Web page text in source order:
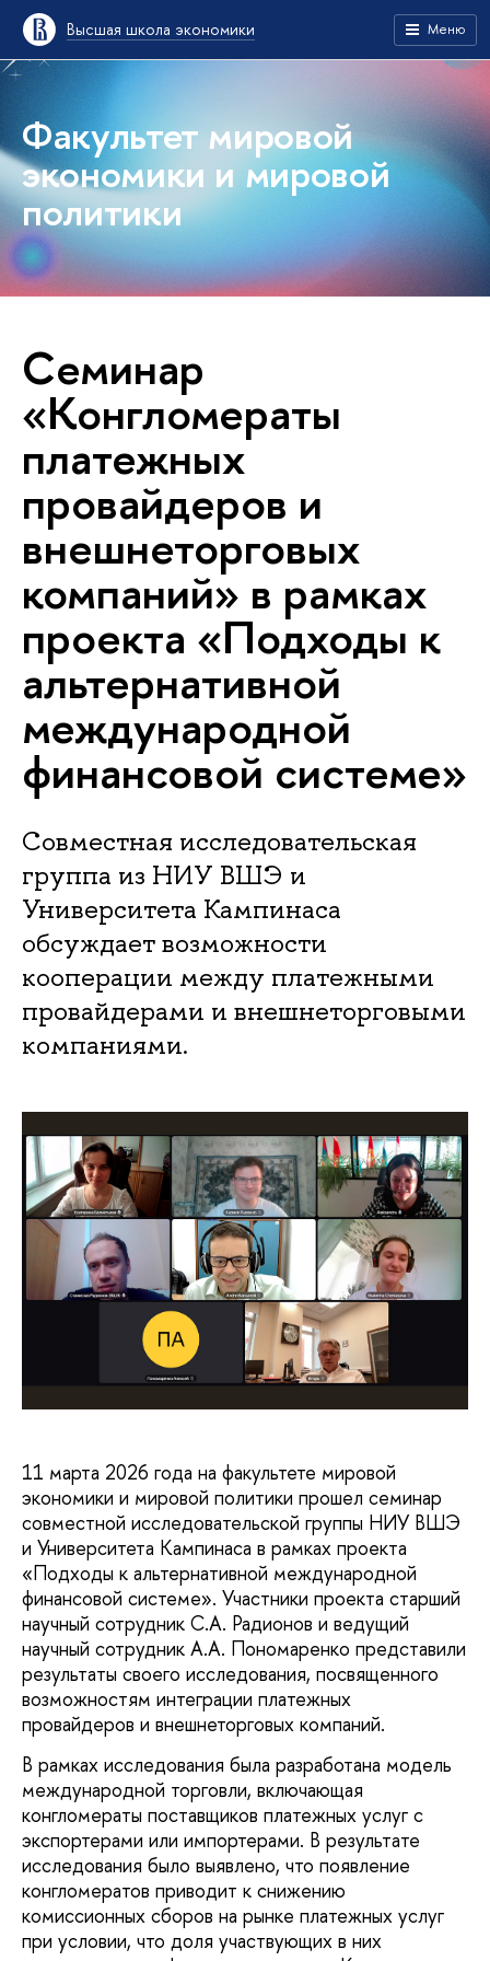
Высшая школа экономики Меню
Факультет мировой
экономики и мировой
политики
Cеминар
«Конгломераты
платежных
провайдеров и
внешнеторговых
компаний» в рамках
проекта «Подходы к
альтернативной
международной
финансовой системе»
Совместная исследовательская
группа из НИУ ВШЭ и
Университета Кампинаса
обсуждает возможности
кооперации между платежными
провайдерами и внешнеторговыми
компаниями.
11 марта 2026 года на факультете мировой
экономики и мировой политики прошел семинар
совместной исследовательской группы НИУ ВШЭ
и Университета Кампинаса в рамках проекта
«Подходы к альтернативной международной
финансовой системе». Участники проекта старший
научный сотрудник С.А. Радионов и ведущий
научный сотрудник А.А. Пономаренко представили
результаты своего исследования, посвященного
возможностям интеграции платежных
провайдеров и внешнеторговых компаний.
В рамках исследования была разработана модель
международной торговли, включающая
конгломераты поставщиков платежных услуг с
экспортерами или импортерами. В результате
исследования было выявлено, что появление
конгломератов приводит к снижению
комиссионных сборов на рынке платежных услуг
при условии, что доля участвующих в них